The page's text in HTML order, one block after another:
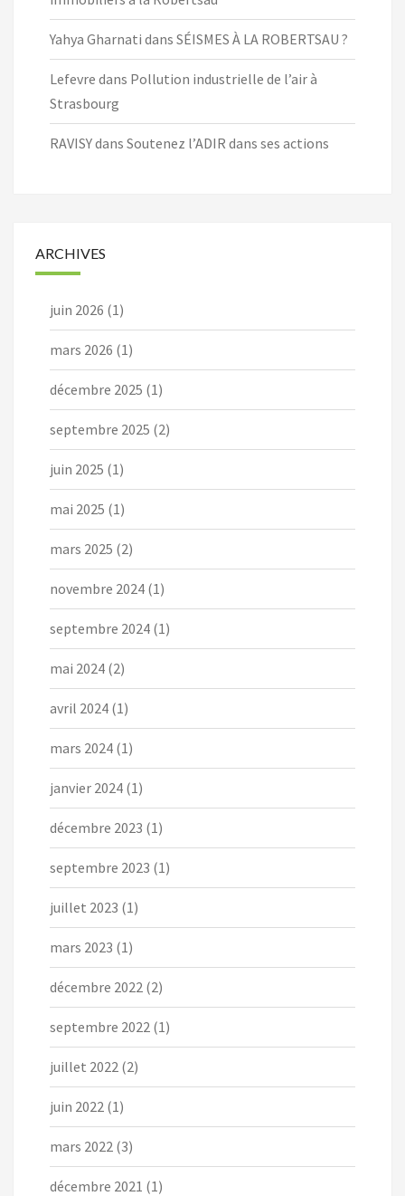
Yahya Gharnati dans SÉISMES À LA ROBERTSAU ?
Lefevre dans Pollution industrielle de l’air à
Strasbourg
RAVISYdans Soutenez l’ADIR dans ses actions
ARCHIVES
juin 2026 (1)
mars 2026 (1)
décembre 2025 (1)
septembre 2025 (2)
juin 2025 (1)
mai 2025 (1)
mars 2025 (2)
novembre 2024 (1)
septembre 2024 (1)
mai 2024 (2)
avril 2024 (1)
mars 2024 (1)
janvier 2024 (1)
décembre 2023 (1)
septembre 2023 (1)
juillet 2023 (1)
mars 2023 (1)
décembre 2022 (2)
septembre 2022 (1)
juillet 2022 (2)
juin 2022 (1)
mars 2022 (3)
décembre 2021 (1)